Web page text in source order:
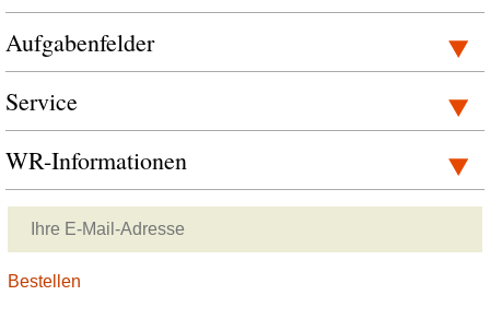
Aufgabenfelder
Service
WR-Informationen